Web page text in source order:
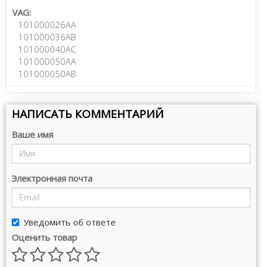
VAG:
101000026AA
101000036AB
101000040AC
101000050AA
101000050AB
НАПИСАТЬ КОММЕНТАРИЙ
Ваше имя
Электронная почта
Уведомить об ответе
Оценить товар